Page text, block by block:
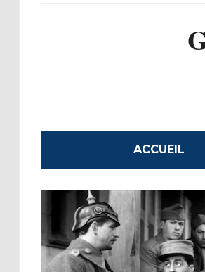
ACCUEIL